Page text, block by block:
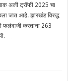
अली ट्रॉफी 2025 चा
जात आहे. झारखंड विरुद्ध
फलंदाजी करताना 263
…